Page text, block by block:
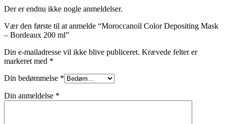
Der er endnu ikke nogle anmeldelser.
Vær den første til at anmelde “Moroccanoil Color Depositing Mask
– Bordeaux 200 ml”
Din e-mailadresse vil ikke blive publiceret. Krævede felter er
markeret med *
Din bedømmelse *
Din anmeldelse *